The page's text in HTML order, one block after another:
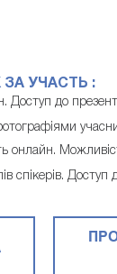
ЗА УЧАСТЬ :
Доступ до
онлайн.
спікерів.